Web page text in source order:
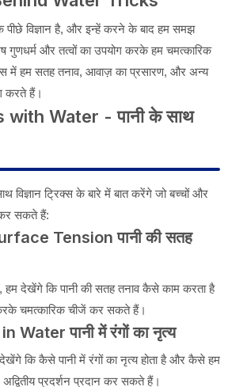
पीछे विज्ञान है, और इन्हें करने के बाद हम समझ
गुणधर्म और तत्वों का उपयोग करके हम चमत्कारिक
में हम सतह तनाव, आवाज़ का प्रसारण, और अन्य
करते हैं।
Water - पानी के साथ
ट्रिक्स के बारे में बात करेंगे जो बच्चों और
सकते हैं:
Tensionपानी की सतह
हम देखेंगे कि पानी की सतह तनाव कैसे काम करता है
चमत्कारिक चीजें कर सकते हैं।
पानी में रंगों का नृत्य
कि कैसे पानी में रंगों का नृत्य होता है और कैसे हम
प्रदर्शन प्रदान कर सकते हैं।